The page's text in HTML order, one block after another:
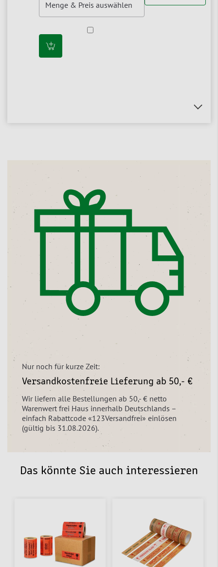
Nur noch für kurze Zeit:
Versandkostenfreie Lieferung ab 50,- €
Wir liefern alle Bestellungen ab 50,- € netto
Warenwert frei Haus innerhalb Deutschlands –
einfach Rabattcode «123Versandfrei» einlösen
(gültig bis 31.08.2026).
Das könnte Sie auch interessieren